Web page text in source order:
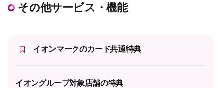
その他サービス・機能
イオンマークのカード共通特典
イオングループ対象店舗の特典